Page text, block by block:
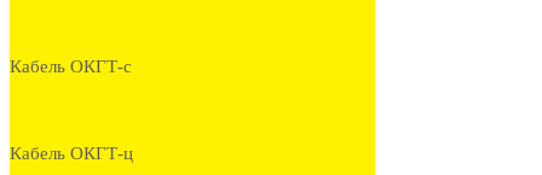
Кабель ОКГТ-с
Кабель ОКГТ-ц